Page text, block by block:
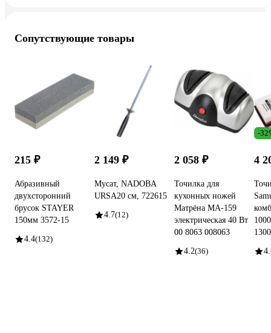
Сопутствующие товары
215 ₽
Абразивный
двухсторонний
брусок STAYER
150мм 3572-15
4.4(132)
2 149 ₽
Мусат, NADOBA
URSA20 см, 722615
4.7(12)
2 058 ₽
Точилка для
кухонных ножей
Матрёна MA-159
электрическая 40 Вт
00 8063 008063
4.2(36)
-
4